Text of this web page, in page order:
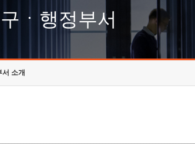
의소리
계약 현황ㆍ행정부서
서 소개